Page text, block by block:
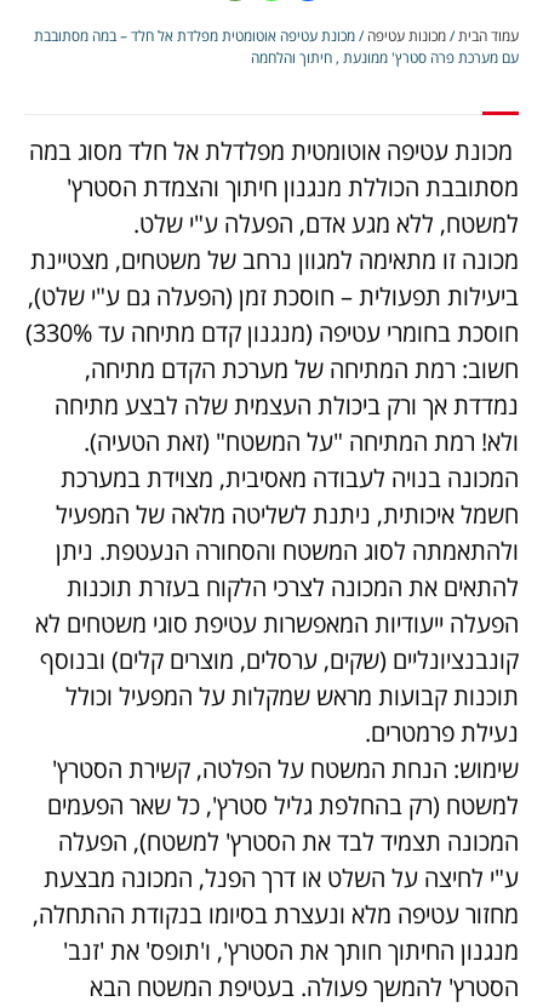
עמוד הבית/מכונות עטיפה / מכונת עטיפה אוטומטית מפלדת אל חלד – במה מסתובבת
עם מערכת פרה סטרץ' ממונעת , חיתוך והלחמה
מכונת עטיפה אוטומטית מפלדלת אל חלד מסוג במה
מסתובבת הכוללת מנגנון חיתוך והצמדת הסטרץ'
למשטח, ללא מגע אדם, הפעלה ע"י שלט.
מכונה זו מתאימה למגוון נרחב של משטחים, מצטיינת
ביעילות תפעולית – חוסכת זמן (הפעלה גם ע"י שלט),
חוסכת בחומרי עטיפה (מנגנון קדם מתיחה עד 330%)
חשוב: רמת המתיחה של מערכת הקדם מתיחה,
נמדדת אך ורק ביכולת העצמית שלה לבצע מתיחה
ולא! רמת המתיחה "על המשטח" (זאת הטעיה).
המכונה בנויה לעבודה מאסיבית, מצוידת במערכת
חשמל איכותית, ניתנת לשליטה מלאה של המפעיל
ולהתאמתה לסוג המשטח והסחורה הנעטפת. ניתן
להתאים את המכונה לצרכי הלקוח בעזרת תוכנות
הפעלה ייעודיות המאפשרות עטיפת סוגי משטחים לא
קונבנציונליים (שקים, ערסלים, מוצרים קלים) ובנוסף
תוכנות קבועות מראש שמקלות על המפעיל וכולל
נעילת פרמטרים.
שימוש: הנחת המשטח על הפלטה, קשירת הסטרץ'
למשטח (רק בהחלפת גליל סטרץ', כל שאר הפעמים
המכונה תצמיד לבד את הסטרץ' למשטח), הפעלה
ע"י לחיצה על השלט או דרך הפנל, המכונה מבצעת
מחזור עטיפה מלא ונעצרת בסיומו בנקודת ההתחלה,
מנגנון החיתוך חותך את הסטרץ', ו'תופס' את 'זנב'
הסטרץ' להמשך פעולה. בעטיפת המשטח הבא